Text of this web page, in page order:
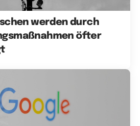
werden durch
öfter